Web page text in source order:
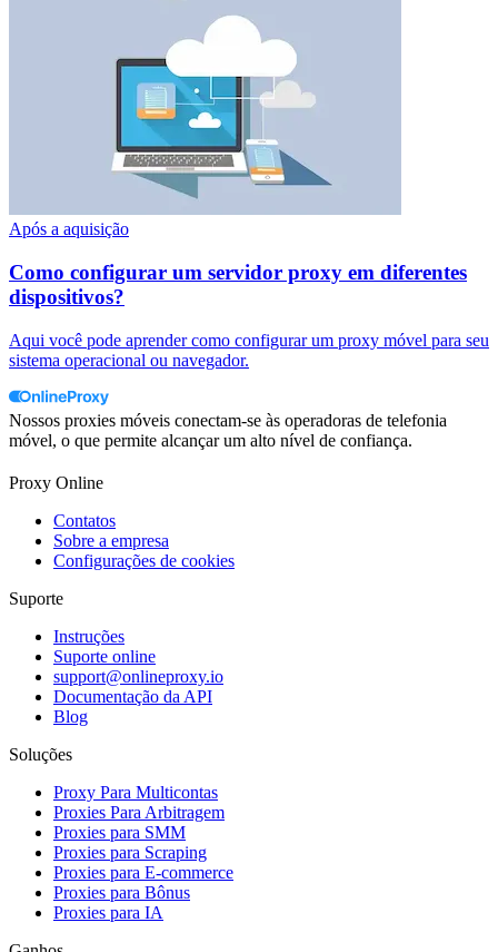
Após a aquisição
Como configurar um servidor proxy em diferentes
dispositivos?
Aqui você pode aprender como configurar um proxy móvel para seu
sistema operacional ou navegador.
Nossos proxies móveis conectam-se às operadoras de telefonia
móvel, o que permite alcançar um alto nível de confiança.
Proxy Online
Contatos
Sobre a empresa
Configurações de cookies
Suporte
Instruções
Suporte online
support@onlineproxy.io
Documentação da API
Blog
Soluções
Proxy Para Multicontas
Proxies Para Arbitragem
Proxies para SMM
Proxies para Scraping
Proxies para E-commerce
Proxies para Bônus
Proxies para IA